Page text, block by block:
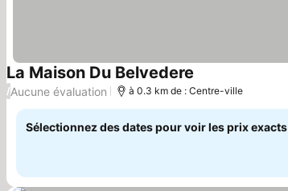
La Maison Du Belvedere
/Aucune évaluation à 0.3 km de : Centre-ville
Sélectionnez des dates pour voir les prix exacts